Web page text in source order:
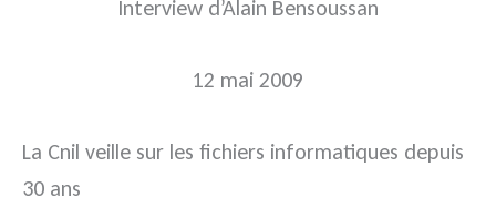
Interview d’Alain Bensoussan
12 mai 2009
La Cnil veille sur les fichiers informatiques depuis
30 ans